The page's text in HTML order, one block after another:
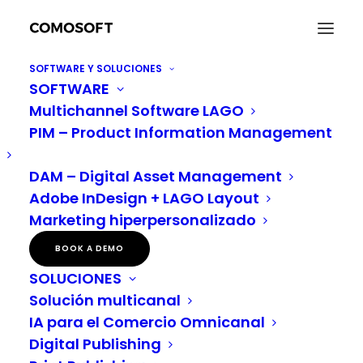
SOFTWARE Y SOLUCIONES
SOFTWARE
Multichannel Software LAGO
PIM – Product Information Management
DAM – Digital Asset Management
Adobe InDesign + LAGO Layout
Marketing hiperpersonalizado
BOOK A DEMO
SOLUCIONES
Solución multicanal
IA para el Comercio Omnicanal
Digital Publishing
4 herramientas para mantener una colaboración
eficiente
Home
Gestión de activos digitales
4 herramientas para mantener
una colaboración eficiente
Fit Small Businessinformó recientemente: “Para
la mayoría de las empresas el trabajo